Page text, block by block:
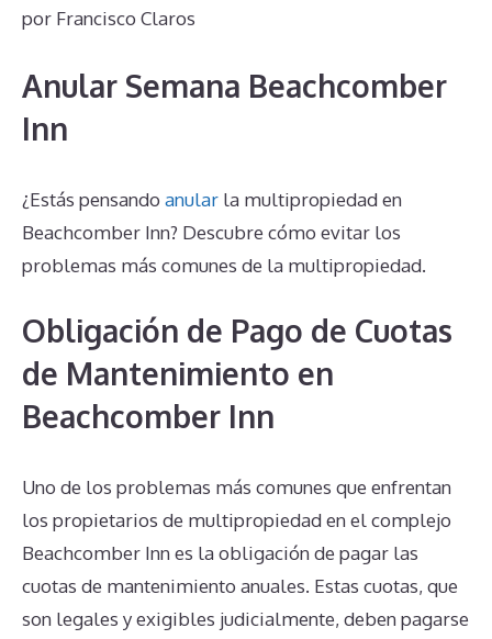
por Francisco Claros
Anular Semana Beachcomber
Inn
¿Estás pensando anular la multipropiedad en
Beachcomber Inn? Descubre cómo evitar los
problemas más comunes de la multipropiedad.
Obligación de Pago de Cuotas
de Mantenimiento en
Beachcomber Inn
Uno de los problemas más comunes que enfrentan
los propietarios de multipropiedad en el complejo
Beachcomber Inn es la obligación de pagar las
cuotas de mantenimiento anuales. Estas cuotas, que
son legales y exigibles judicialmente, deben pagarse